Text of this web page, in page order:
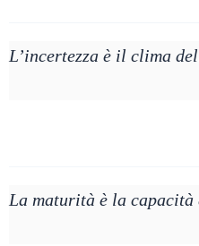
L’incertezza è il clima
La maturità è la capacità